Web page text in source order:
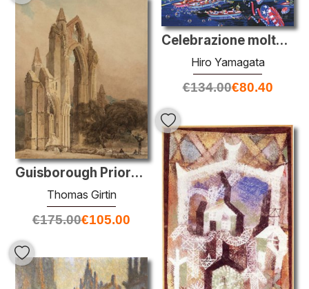
Celebrazione molto speciale
Hiro Yamagata
€134.00€80.40
Guisborough Priory, Yorkshire
Thomas Girtin
€175.00€105.00